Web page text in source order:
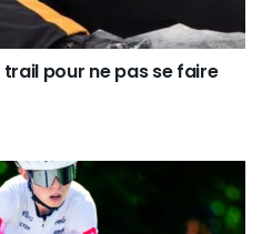
pour ne pas se faire